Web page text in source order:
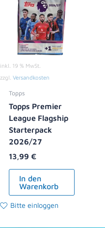
inkl. 19 % MwSt.
zzgl. Versandkosten
Topps
Topps Premier
League Flagship
Starterpack
2026/27
13,99 €
In den
Warenkorb
Bitte einloggen